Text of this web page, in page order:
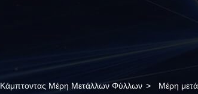
Κάμπτοντας Μέρη Μετάλλων Φύλλων >